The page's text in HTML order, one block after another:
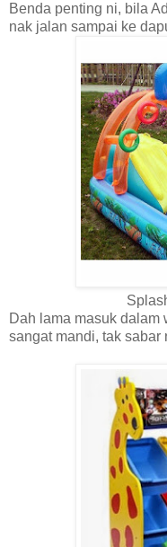
Benda penting ni, bila
nak jalan sampai ke
Dah lama masuk dalam
sangat mandi, tak